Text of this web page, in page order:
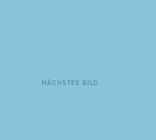
NÄCHSTES BILD